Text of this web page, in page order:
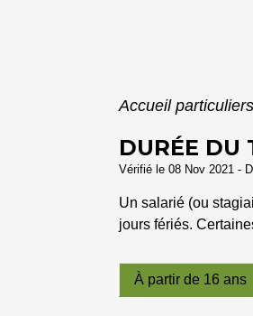
Accueil particuliers
DURÉE DU
Vérifié le 08 Nov 2021 -
Un salarié (ou
jours fériés.
À partir de 16 ans